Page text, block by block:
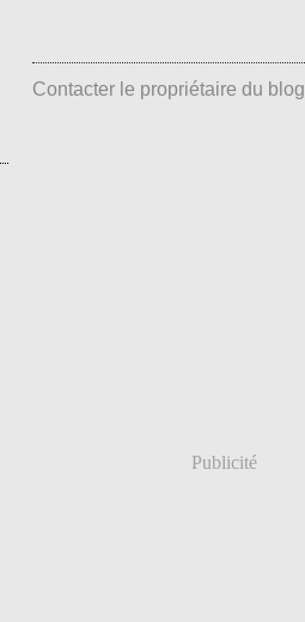
Contacter le propriétaire du blog
Publicité